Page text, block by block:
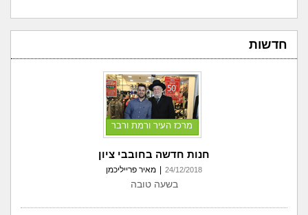
חדשות
מרכז העיר ורמת ורבר
חנות חדשה בחובבי ציון
24/12/2018 מאיר פרייליכמן
בשעה טובה